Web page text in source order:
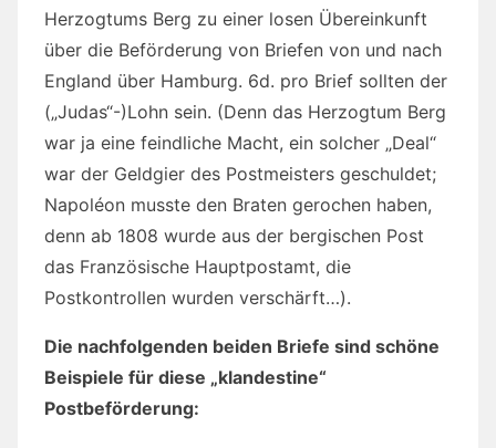
Herzogtums Berg zu einer losen Übereinkunft
über die Beförderung von Briefen von und nach
England über Hamburg. 6d. pro Brief sollten der
(„Judas“-)Lohn sein. (Denn das Herzogtum Berg
war ja eine feindliche Macht, ein solcher „Deal“
war der Geldgier des Postmeisters geschuldet;
Napoléon musste den Braten gerochen haben,
denn ab 1808 wurde aus der bergischen Post
das Französische Hauptpostamt, die
Postkontrollen wurden verschärft…).
Die nachfolgenden beiden Briefe sind schöne
Beispiele für diese „klandestine“
Postbeförderung: